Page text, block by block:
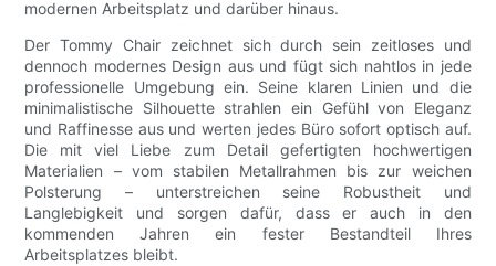
modernen Arbeitsplatz und darüber hinaus.
Der Tommy Chair zeichnet sich durch sein zeitloses und
dennoch modernes Design aus und fügt sich nahtlos in jede
professionelle Umgebung ein. Seine klaren Linien und die
minimalistische Silhouette strahlen ein Gefühl von Eleganz
und Raffinesse aus und werten jedes Büro sofort optisch auf.
Die mit viel Liebe zum Detail gefertigten hochwertigen
Materialien – vom stabilen Metallrahmen bis zur weichen
Polsterung – unterstreichen seine Robustheit und
Langlebigkeit und sorgen dafür, dass er auch in den
kommenden Jahren ein fester Bestandteil Ihres
Arbeitsplatzes bleibt.